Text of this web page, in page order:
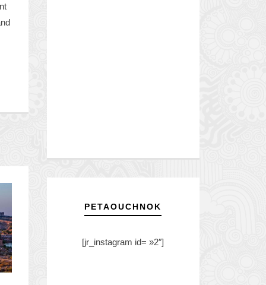
PETAOUCHNOK
[jr_instagram id= »2″]